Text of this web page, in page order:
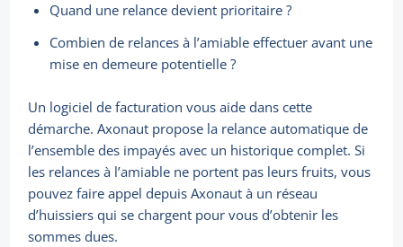
Quand une relance devient prioritaire ?
Combien de relances à l’amiable effectuer avant une
mise en demeure potentielle ?
Un logiciel de facturation vous aide dans cette
démarche. Axonaut propose la relance automatique de
l’ensemble des impayés avec un historique complet. Si
les relances à l’amiable ne portent pas leurs fruits, vous
pouvez faire appel depuis Axonaut à un réseau
d’huissiers qui se chargent pour vous d’obtenir les
sommes dues.